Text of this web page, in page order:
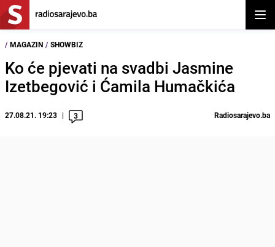
/ MAGAZIN / SHOWBIZ
Ko će pjevati na svadbi Jasmine
Izetbegović i Ćamila Humačkića
27.08.21. 19:23 3 Radiosarajevo.ba